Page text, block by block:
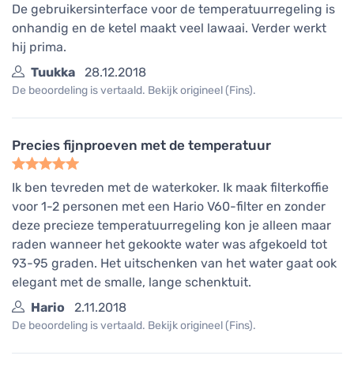
De gebruikersinterface voor de temperatuurregeling is
onhandig en de ketel maakt veel lawaai. Verder werkt
hij prima.
Tuukka
28.12.2018
De beoordeling is vertaald. Bekijk origineel (Fins).
Precies fijnproeven met de temperatuur
Ik ben tevreden met de waterkoker. Ik maak filterkoffie
voor 1-2 personen met een Hario V60-filter en zonder
deze precieze temperatuurregeling kon je alleen maar
raden wanneer het gekookte water was afgekoeld tot
93-95 graden. Het uitschenken van het water gaat ook
elegant met de smalle, lange schenktuit.
Hario
2.11.2018
De beoordeling is vertaald. Bekijk origineel (Fins).